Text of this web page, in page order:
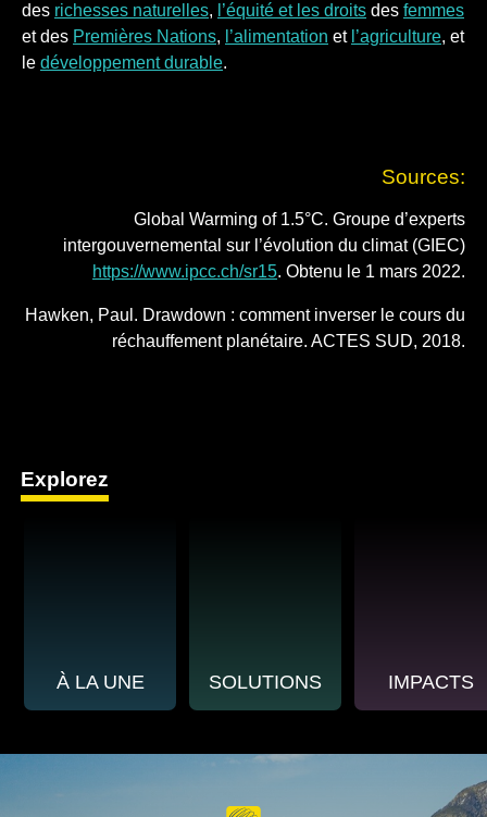
des richesses naturelles, l’équité et les droits des femmes
et des Premières Nations, l’alimentation et l’agriculture, et
le développement durable.
Sources:
Global Warming of 1.5°C. Groupe d’experts
intergouvernemental sur l’évolution du climat (GIEC)
https://www.ipcc.ch/sr15. Obtenu le 1 mars 2022.
Hawken, Paul. Drawdown : comment inverser le cours du
réchauffement planétaire. ACTES SUD, 2018.
Explorez
À LA UNE SOLUTIONS IMPACTS